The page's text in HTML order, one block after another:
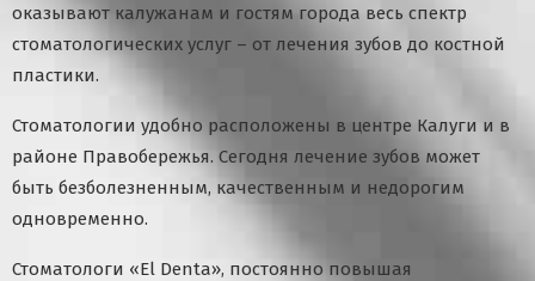
оказывают калужанам и гостям города весь спектр
стоматологических услуг – от лечения зубов до костной
пластики.
Стоматологии удобно расположены в центре Калуги и в
районе Правобережья. Сегодня лечение зубов может
быть безболезненным, качественным и недорогим
одновременно.
Стоматологи «El Denta», постоянно повышая